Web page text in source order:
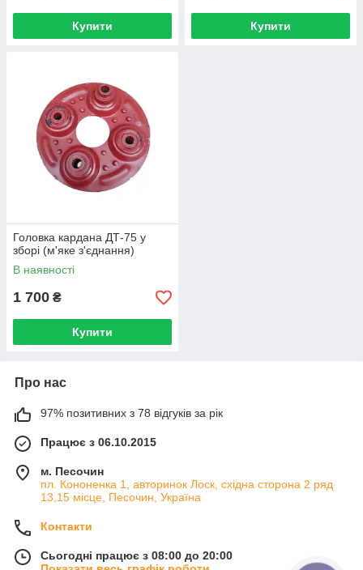
Купити Купити
Головка кардана ДТ-75 у
зборі (м'яке з'єднання)
В наявності
1 700 ₴
Купити
Про нас
97% позитивних з 78 відгуків за рік
Працює з 06.10.2015
м. Песочин
пл. Кононенка 1, авторинок Лоск, східна сторона 2 ряд
13,15 місце, Песочин, Україна
Контакти
Сьогодні працює з 08:00 до 20:00